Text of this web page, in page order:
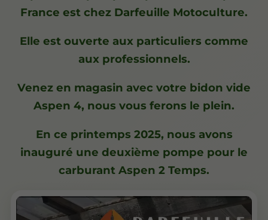
France est chez Darfeuille Motoculture.
Elle est ouverte aux particuliers comme
aux professionnels.
Venez en magasin avec votre bidon vide
Aspen 4, nous vous ferons le plein.
En ce printemps 2025, nous avons
inauguré une deuxième pompe pour le
carburant Aspen 2 Temps.